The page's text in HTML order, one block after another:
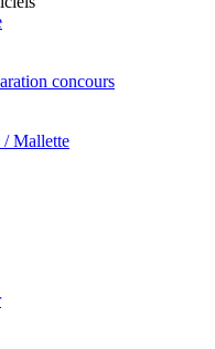
concours
/ Mallette